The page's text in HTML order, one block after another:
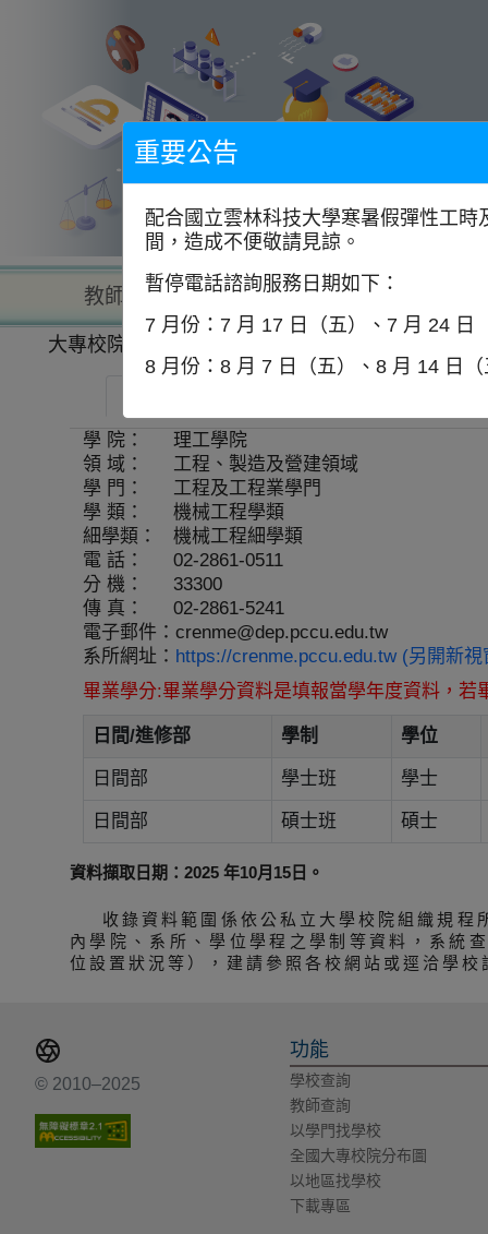
教師查詢 學校查詢
大專校院一覽表
學 院：
理工學院
領 域：
工程、製造及營建領域
學 門：
工程及工程業學門
學 類：
機械工程學類
細學類：
機械工程細學類
電 話：
02-2861-0511
分 機：
33300
傳 真：
02-2861-5241
電子郵件： crenme@dep.pccu.edu.tw
系所網址： https://crenme.pccu.edu.tw (另開新視
畢業學分:畢業學分資料是填報當學年度資料，
日間/進修部 學制 學位
日間部 學士班 學士
日間部 碩士班 碩士
資料擷取日期：2025 年10月15日。
收錄資料範圍係依公私立大學校院組織規
內學院、系所、學位學程之學制等資料，系統
位設置狀況等），建請參照各校網站或逕洽學校
© 2010–2025
功能
學校查詢
教師查詢
以學門找學校
全國大專校院分布圖
以地區找學校
下載專區
重要公告
配合國立雲林科技大學寒暑假彈性工
間，造成不便敬請見諒。
暫停電話諮詢服務日期如下：
7 月份：7 月 17 日（五）、7 月 24 日
8 月份：8 月 7 日（五）、8 月 14 日（